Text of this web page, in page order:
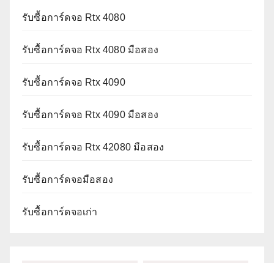
รับซื้อการ์ดจอ Rtx 4080
รับซื้อการ์ดจอ Rtx 4080 มือสอง
รับซื้อการ์ดจอ Rtx 4090
รับซื้อการ์ดจอ Rtx 4090 มือสอง
รับซื้อการ์ดจอ Rtx 42080 มือสอง
รับซื้อการ์ดจอมือสอง
รับซื้อการ์ดจอเก่า